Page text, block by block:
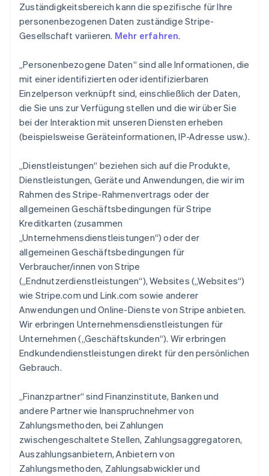
Zuständigkeitsbereich kann die spezifische für Ihre
personenbezogenen Daten zuständige Stripe-
Gesellschaft variieren. Mehr erfahren.
„Personenbezogene Daten“ sind alle Informationen, die
mit einer identifizierten oder identifizierbaren
Einzelperson verknüpft sind, einschließlich der Daten,
die Sie uns zur Verfügung stellen und die wir über Sie
bei der Interaktion mit unseren Diensten erheben
(beispielsweise Geräteinformationen, IP-Adresse usw.).
„Dienstleistungen“ beziehen sich auf die Produkte,
Dienstleistungen, Geräte und Anwendungen, die wir im
Rahmen des Stripe-Rahmenvertrags oder der
allgemeinen Geschäftsbedingungen für Stripe
Kreditkarten (zusammen
„Unternehmensdienstleistungen“) oder der
allgemeinen Geschäftsbedingungen für
Verbraucher/innen von Stripe
(„Endnutzerdienstleistungen“), Websites („Websites“)
wie Stripe.com und Link.com sowie anderer
Anwendungen und Online-Dienste von Stripe anbieten.
Wir erbringen Unternehmensdienstleistungen für
Unternehmen („Geschäftskunden“). Wir erbringen
Endkundendienstleistungen direkt für den persönlichen
Gebrauch.
„Finanzpartner“ sind Finanzinstitute, Banken und
andere Partner wie Inanspruchnehmer von
Zahlungsmethoden, bei Zahlungen
zwischengeschaltete Stellen, Zahlungsaggregatoren,
Auszahlungsanbietern, Anbietern von
Zahlungsmethoden, Zahlungsabwickler und